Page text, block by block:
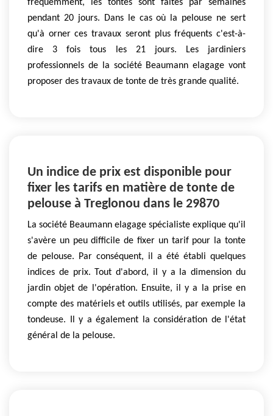
fréquemment, les tontes sont faites par semaines
pendant 20 jours. Dans le cas où la pelouse ne sert
qu'à orner ces travaux seront plus fréquents c'est-à-
dire 3 fois tous les 21 jours. Les jardiniers
professionnels de la société Beaumann elagage vont
proposer des travaux de tonte de très grande qualité.
Un indice de prix est disponible pour
fixer les tarifs en matière de tonte de
pelouse à Treglonou dans le 29870
La société Beaumann elagage spécialiste explique qu'il
s'avère un peu difficile de fixer un tarif pour la tonte
de pelouse. Par conséquent, il a été établi quelques
indices de prix. Tout d'abord, il y a la dimension du
jardin objet de l'opération. Ensuite, il y a la prise en
compte des matériels et outils utilisés, par exemple la
tondeuse. Il y a également la considération de l'état
général de la pelouse.